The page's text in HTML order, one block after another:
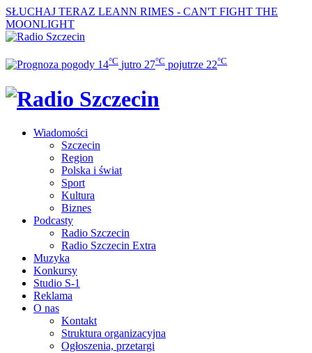
SŁUCHAJ TERAZ LEANN RIMES - CAN'T FIGHT THE
MOONLIGHT
14°C jutro 27°C pojutrze 22°C
Wiadomości
Szczecin
Region
Polska i świat
Sport
Kultura
Biznes
Podcasty
Radio Szczecin
Radio Szczecin Extra
Muzyka
Konkursy
Studio S-1
Reklama
O nas
Kontakt
Struktura organizacyjna
Ogłoszenia, przetargi